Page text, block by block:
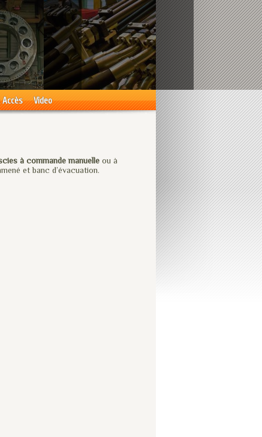
Video
à commande manuelle ou à
et banc d’évacuation.